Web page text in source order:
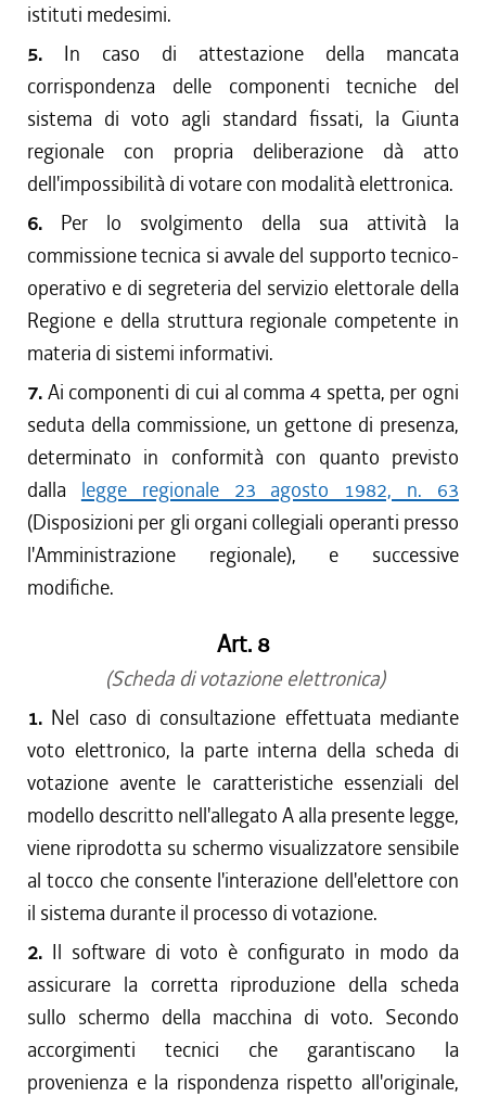
istituti medesimi.
5. In caso di attestazione della mancata
corrispondenza delle componenti tecniche del
sistema di voto agli standard fissati, la Giunta
regionale con propria deliberazione dà atto
dell'impossibilità di votare con modalità elettronica.
6. Per lo svolgimento della sua attività la
commissione tecnica si avvale del supporto tecnico-
operativo e di segreteria del servizio elettorale della
Regione e della struttura regionale competente in
materia di sistemi informativi.
7. Ai componenti di cui al comma 4 spetta, per ogni
seduta della commissione, un gettone di presenza,
determinato in conformità con quanto previsto
dalla legge regionale 23 agosto 1982, n. 63
(Disposizioni per gli organi collegiali operanti presso
l'Amministrazione regionale), e successive
modifiche.
Art. 8
(Scheda di votazione elettronica)
1. Nel caso di consultazione effettuata mediante
voto elettronico, la parte interna della scheda di
votazione avente le caratteristiche essenziali del
modello descritto nell'allegato A alla presente legge,
viene riprodotta su schermo visualizzatore sensibile
al tocco che consente l'interazione dell'elettore con
il sistema durante il processo di votazione.
2. Il software di voto è configurato in modo da
assicurare la corretta riproduzione della scheda
sullo schermo della macchina di voto. Secondo
accorgimenti tecnici che garantiscano la
provenienza e la rispondenza rispetto all'originale,